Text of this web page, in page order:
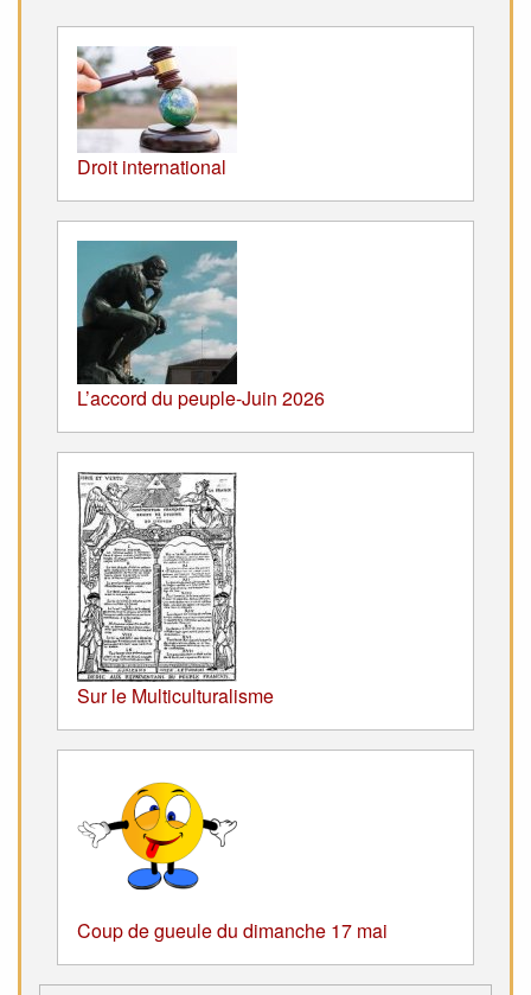
Droit international
L’accord du peuple-Juin 2026
Sur le Multiculturalisme
Coup de gueule du dimanche 17 mai